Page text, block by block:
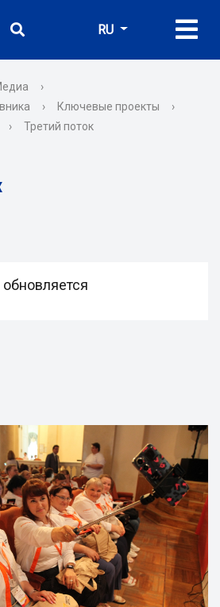
RU
›
› Ключевые проекты
›
› Третий поток